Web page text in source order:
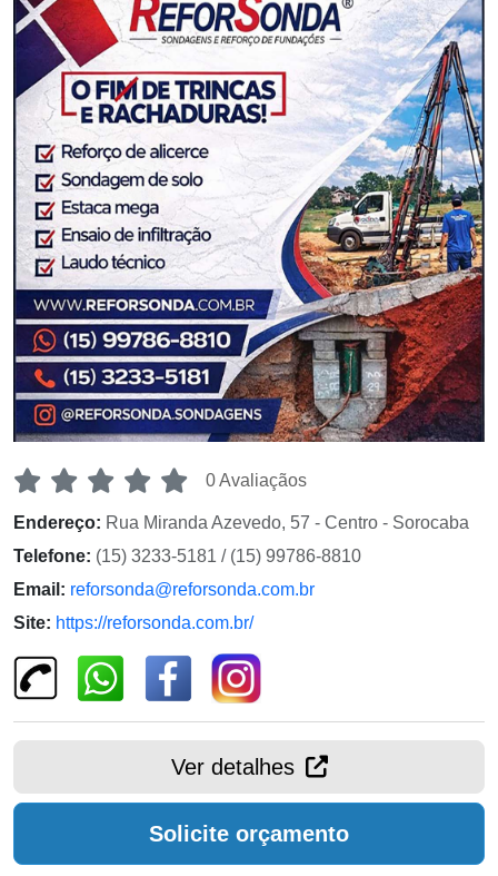
0 Avaliaçãos
Endereço: Rua Miranda Azevedo, 57 - Centro - Sorocaba
Telefone: (15) 3233-5181 / (15) 99786-8810
Email: reforsonda@reforsonda.com.br
Site: https://reforsonda.com.br/
Ver detalhes
Solicite orçamento